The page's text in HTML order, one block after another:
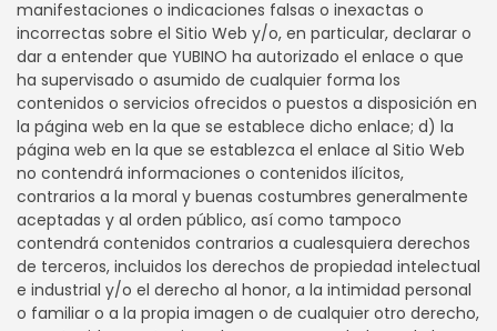
manifestaciones o indicaciones falsas o inexactas o
incorrectas sobre el Sitio Web y/o, en particular, declarar o
dar a entender que YUBINO ha autorizado el enlace o que
ha supervisado o asumido de cualquier forma los
contenidos o servicios ofrecidos o puestos a disposición en
la página web en la que se establece dicho enlace; d) la
página web en la que se establezca el enlace al Sitio Web
no contendrá informaciones o contenidos ilícitos,
contrarios a la moral y buenas costumbres generalmente
aceptadas y al orden público, así como tampoco
contendrá contenidos contrarios a cualesquiera derechos
de terceros, incluidos los derechos de propiedad intelectual
e industrial y/o el derecho al honor, a la intimidad personal
o familiar o a la propia imagen o de cualquier otro derecho,